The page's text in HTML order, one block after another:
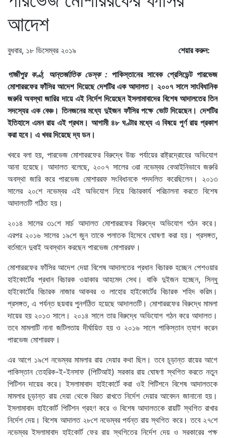
আদেশ
বুধবার, ১৮ ডিসেম্বর ২০১৯ শেয়ার করুন:
গাজীপুর কণ্ঠ, আন্তর্জাতিক ডেস্ক : পাকিস্তানের সাবেক প্রেসিডেন্ট পারভেজ
মোশাররফের ফাঁসির আদেশ দিয়েছে দেশটির এক আদালত। ২০০৭ সালে সাংবিধানিক
জরুরি অবস্থা জারির দায়ে এই নির্দেশ দিয়েছেন ইসলামাবাদের বিশেষ আদালতের তিন
সদস্যের এক বেঞ্চ। তিনজনের মধ্যে দুইজন ফাঁসির পক্ষে ভোট দিয়েছেন। দেশটির
ইতিহাসে এমন রায় এই প্রথম। আগামী ৪৮ ঘণ্টার মধ্যে এ বিষয়ে পূর্ণ রায় প্রকাশ
করা হবে। এ খবর দিয়েছে দ্য ডন।
খবরে বলা হয়, পারভেজ মোশাররফের বিরুদ্ধে উচ্চ পর্যায়ের রাষ্ট্রদ্রোহের অভিযোগ
আনা হয়েছে। আদালত বলেছে, ২০০৭ সালের ৩রা নভেম্বর বেআইনিভাবে জরুরি
অবস্থা জারি করে পারভেজ মোশাররফ সংবিধানকে পদদলিত করেছিলেন। ২০১৩
সালের ২০শে নভেম্বর এই অভিযোগ নিয়ে বিচারকার্য পরিচালনা করতে বিশেষ
আদালতটি গঠিত হয়।
২০১৪ সালের ৩১শে মার্চ আদালত মোশাররফের বিরুদ্ধে অভিযোগ গঠন করে।
এরপর ২০১৬ সালের ১৯শে জুন তাকে পলাতক হিসেবে ঘোষণা করা হয়। প্রসঙ্গত,
বর্তমানে দুবাই অবস্থান করছেন পারভেজ মোশাররফ।
মোশাররফের ফাঁসির আদেশ দেয়া বিশেষ আদালতের প্রধান বিচারক হচ্ছেন পেশওয়ার
হাইকোর্টের প্রধান বিচারক ওয়াকার আহমেদ সেথ। বাকি দুইজন হচ্ছেন, সিন্ধু
হাইকোর্টের বিচারক নাজার আকবর ও লাহোর হাইকোর্টের বিচারক শহিদ করিম।
প্রসঙ্গত, এ পর্যন্ত ছয়বার পুনর্গঠিত হয়েছে আদালতটি। মোশাররফের বিরুদ্ধে মামলা
দায়ের হয় ২০১৩ সালে। ২০১৪ সালে তার বিরুদ্ধে অভিযোগ গঠন করে আদালত।
তবে মামলাটি নানা জটিলতায় দীর্ঘায়িত হয় ও ২০১৬ সালে পাকিস্তান ত্যাগ করেন
পারভেজ মোশাররফ।
এর আগে ১৯শে নভেম্বর মামলার রায় দেয়ার কথা ছিল। তবে চূড়ান্ত রায়ের আগে
পাকিস্তান তেহরিক-ই-ইনসাফ (পিটিআই) সরকার রায় ঘোষণা স্থগিত করতে নতুন
পিটিশন দায়ের করে। ইসলামাবাদ হাইকোর্টে করা ওই পিটিশনে বিশেষ আদালতকে
মামলার চূড়ান্ত রায় দেয়া থেকে বিরত রাখতে নির্দেশ দেয়ার আবেদন জানানো হয়।
ইসলামাবাদ হাইকোর্ট পিটিশন গ্রহণ করে ও বিশেষ আদালতকে রায়টি স্থগিত রাখার
নির্দেশ দেয়। বিশেষ আদালত ২৮শে নভেম্বর পর্যন্ত রায় স্থগিত করে। তবে ২৭শে
নভেম্বর ইসলামাবাদ হাইকোর্ট ফের রায় স্থগিতের নির্দেশ দেয় ও সরকারের পক্ষ